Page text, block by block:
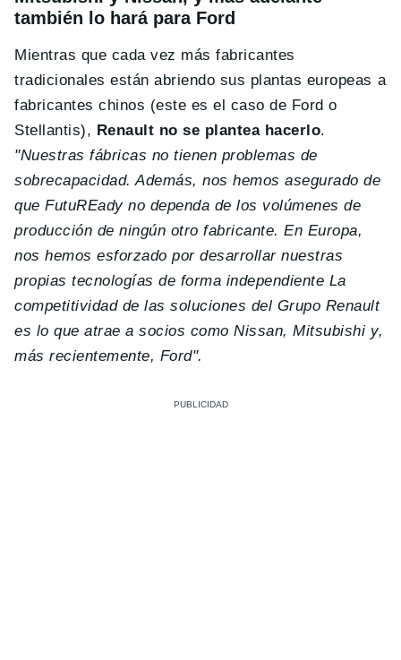
también lo hará para Ford
Mientras que cada vez más fabricantes
tradicionales están abriendo sus plantas europeas a
fabricantes chinos (este es el caso de Ford o
Stellantis), Renault no se plantea hacerlo.
" Nuestras fábricas no tienen problemas de
sobrecapacidad. Además, nos hemos asegurado de
que FutuREady no dependa de los volúmenes de
producción de ningún otro fabricante. En Europa,
nos hemos esforzado por desarrollar nuestras
propias tecnologías de forma independiente La
competitividad de las soluciones del Grupo Renault
es lo que atrae a socios como Nissan, Mitsubishi y,
más recientemente, Ford".